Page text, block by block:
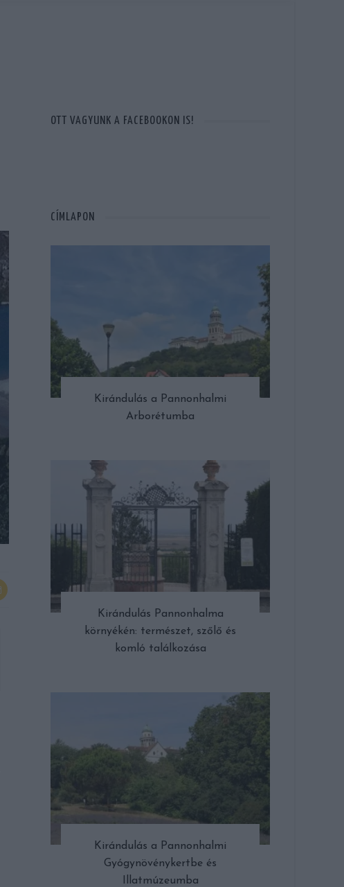
OTT VAGYUNK A FACEBOOKON IS!
CÍMLAPON
Kirándulás a Pannonhalmi
Arborétumba
Kirándulás Pannonhalma
környékén: természet, szőlő és
komló találkozása
Kirándulás a Pannonhalmi
Gyógynövénykertbe és
Illatmúzeumba